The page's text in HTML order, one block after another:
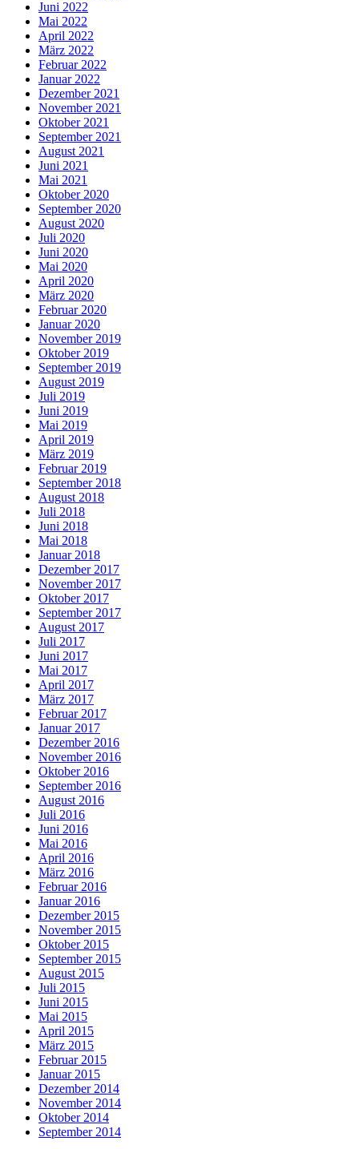
Juni 2022
Mai 2022
April 2022
März 2022
Februar 2022
Januar 2022
Dezember 2021
November 2021
Oktober 2021
September 2021
August 2021
Juni 2021
Mai 2021
Oktober 2020
September 2020
August 2020
Juli 2020
Juni 2020
Mai 2020
April 2020
März 2020
Februar 2020
Januar 2020
November 2019
Oktober 2019
September 2019
August 2019
Juli 2019
Juni 2019
Mai 2019
April 2019
März 2019
Februar 2019
September 2018
August 2018
Juli 2018
Juni 2018
Mai 2018
Januar 2018
Dezember 2017
November 2017
Oktober 2017
September 2017
August 2017
Juli 2017
Juni 2017
Mai 2017
April 2017
März 2017
Februar 2017
Januar 2017
Dezember 2016
November 2016
Oktober 2016
September 2016
August 2016
Juli 2016
Juni 2016
Mai 2016
April 2016
März 2016
Februar 2016
Januar 2016
Dezember 2015
November 2015
Oktober 2015
September 2015
August 2015
Juli 2015
Juni 2015
Mai 2015
April 2015
März 2015
Februar 2015
Januar 2015
Dezember 2014
November 2014
Oktober 2014
September 2014